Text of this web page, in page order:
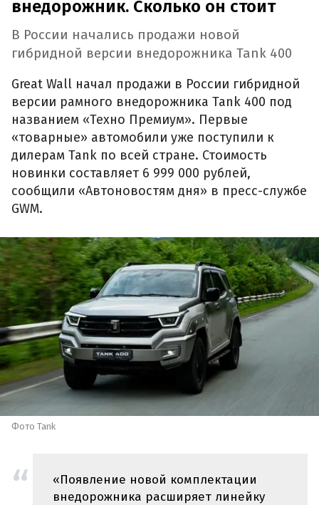
внедорожник. Сколько он стоит
В России начались продажи новой
гибридной версии внедорожника Tank 400
Great Wall начал продажи в России гибридной
версии рамного внедорожника Tank 400 под
названием «Техно Премиум». Первые
«товарные» автомобили уже поступили к
дилерам Tank по всей стране. Стоимость
новинки составляет 6 999 000 рублей,
сообщили «Автоновостям дня» в пресс-службе
GWM.
Фото Tank
«Появление новой комплектации
внедорожника расширяет линейку